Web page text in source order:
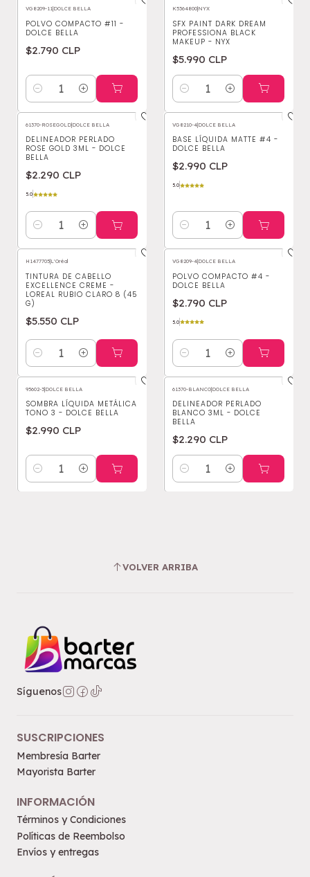
VG8209-11|DOLCE BELLA
POLVO COMPACTO #11 -
DOLCE BELLA
$2.790 CLP
Cantidad
K5364800|NYX
SFX PAINT DARK DREAM
PROFESSIONA BLACK
MAKEUP - NYX
$5.990 CLP
Cantidad
61370-ROSEGOLD|DOLCE BELLA
DELINEADOR PERLADO
ROSE GOLD 3ML - DOLCE
BELLA
$2.290 CLP
5.0
Cantidad
VG8210-4|DOLCE BELLA
BASE LÍQUIDA MATTE #4 -
DOLCE BELLA
$2.990 CLP
5.0
Cantidad
H1477705|L'Oréal
TINTURA DE CABELLO
EXCELLENCE CREME -
LOREAL RUBIO CLARO 8 (45
G)
$5.550 CLP
Cantidad
VG8209-4|DOLCE BELLA
POLVO COMPACTO #4 -
DOLCE BELLA
$2.790 CLP
5.0
Cantidad
95602-3|DOLCE BELLA
SOMBRA LÍQUIDA METÁLICA
TONO 3 - DOLCE BELLA
$2.990 CLP
Cantidad
61370-BLANCO|DOLCE BELLA
DELINEADOR PERLADO
BLANCO 3ML - DOLCE
BELLA
$2.290 CLP
Cantidad
VOLVER ARRIBA
Síguenos
SUSCRIPCIONES
Membresía Barter
Mayorista Barter
INFORMACIÓN
Términos y Condiciones
Políticas de Reembolso
Envíos y entregas